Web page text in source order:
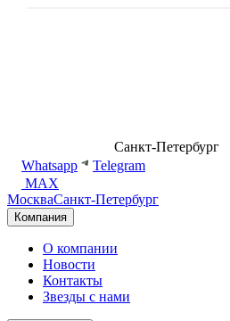
Санкт-Петербург
Whatsapp
Telegram
MAX
МоскваСанкт-Петербург
Компания
О компании
Новости
Контакты
Звезды с нами